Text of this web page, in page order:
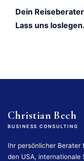
Dein
Lass uns loslegen.
Christian Bech
BUSINESS CONSULTING
Ihr persönlicher Berater
den USA, internationale